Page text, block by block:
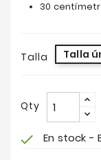
30
Talla Talla
Qty
check En stock -